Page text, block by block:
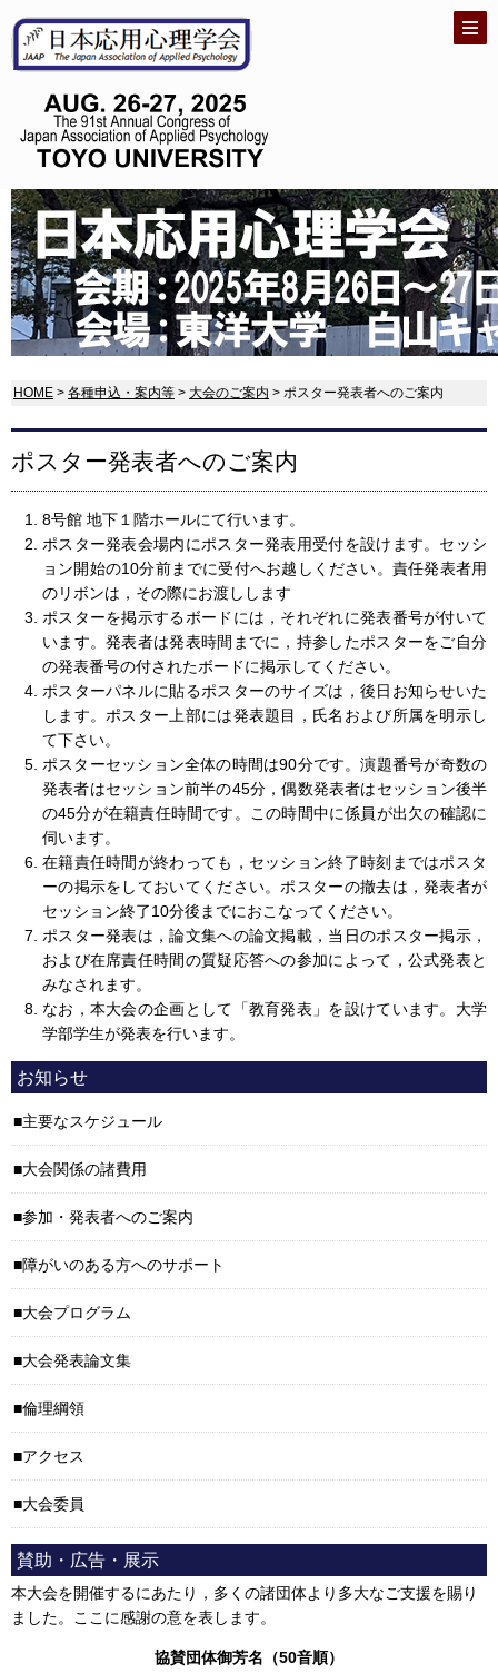
HOME > 各種申込・案内等 > 大会のご案内 > ポスター発表者へのご案内
ポスター発表者へのご案内
8号館 地下１階ホールにて行います。
ポスター発表会場内にポスター発表用受付を設けます。セッシ
ョン開始の10分前までに受付へお越しください。責任発表者用
のリボンは，その際にお渡しします
ポスターを掲示するボードには，それぞれに発表番号が付いて
います。発表者は発表時間までに，持参したポスターをご自分
の発表番号の付されたボードに掲示してください。
ポスターパネルに貼るポスターのサイズは，後日お知らせいた
します。ポスター上部には発表題目，氏名および所属を明示し
て下さい。
ポスターセッション全体の時間は90分です。演題番号が奇数の
発表者はセッション前半の45分，偶数発表者はセッション後半
の45分が在籍責任時間です。この時間中に係員が出欠の確認に
伺います。
在籍責任時間が終わっても，セッション終了時刻まではポスタ
ーの掲示をしておいてください。ポスターの撤去は，発表者が
セッション終了10分後までにおこなってください。
ポスター発表は，論文集への論文掲載，当日のポスター掲示，
および在席責任時間の質疑応答への参加によって，公式発表と
みなされます。
なお，本大会の企画として「教育発表」を設けています。大学
学部学生が発表を行います。
お知らせ
主要なスケジュール
大会関係の諸費用
参加・発表者へのご案内
障がいのある方へのサポート
大会プログラム
大会発表論文集
倫理綱領
アクセス
大会委員
賛助・広告・展示
本大会を開催するにあたり，多くの諸団体より多大なご支援を賜り
ました。ここに感謝の意を表します。
協賛団体御芳名（50音順）